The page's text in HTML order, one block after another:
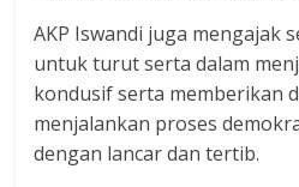
AKP Iswandi juga mengajak
untuk turut serta dalam
kondusif serta memberikan
menjalankan proses
dengan lancar dan tertib.